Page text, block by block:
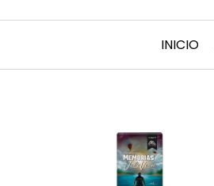
INICIO